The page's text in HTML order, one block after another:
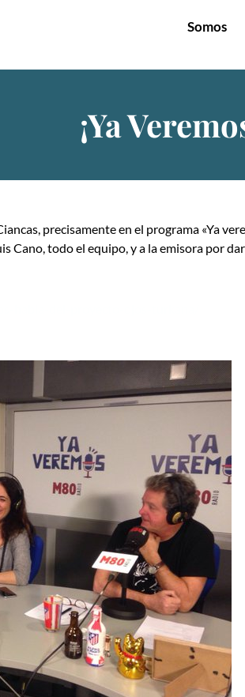
Somos
¡Ya
precisamente en el programa «Ya
Cano, todo el equipo, y a la emisora por